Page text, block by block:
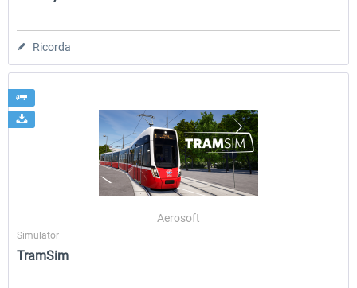
Ricorda
Aerosoft
Simulator
TramSim